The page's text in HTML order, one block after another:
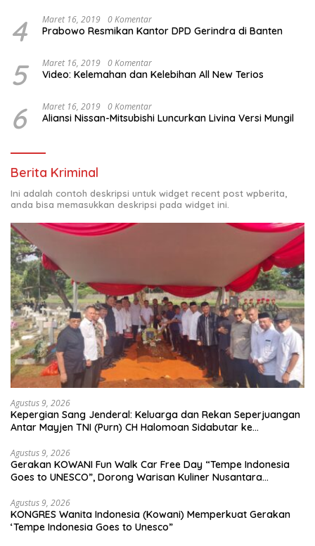
4 Maret 16, 2019 0 Komentar
Prabowo Resmikan Kantor DPD Gerindra di Banten
5 Maret 16, 2019 0 Komentar
Video: Kelemahan dan Kelebihan All New Terios
6 Maret 16, 2019 0 Komentar
Aliansi Nissan-Mitsubishi Luncurkan Livina Versi Mungil
Berita Kriminal
Ini adalah contoh deskripsi untuk widget recent post wpberita,
anda bisa memasukkan deskripsi pada widget ini.
Agustus 9, 2026
Kepergian Sang Jenderal: Keluarga dan Rekan Seperjuangan
Antar Mayjen TNI (Purn) CH Halomoan Sidabutar ke
Agustus 9, 2026
Gerakan KOWANI Fun Walk Car Free Day “Tempe Indonesia
Goes to UNESCO”, Dorong Warisan Kuliner Nusantara
Agustus 9, 2026
KONGRES Wanita Indonesia (Kowani) Memperkuat Gerakan
‘Tempe Indonesia Goes to Unesco”